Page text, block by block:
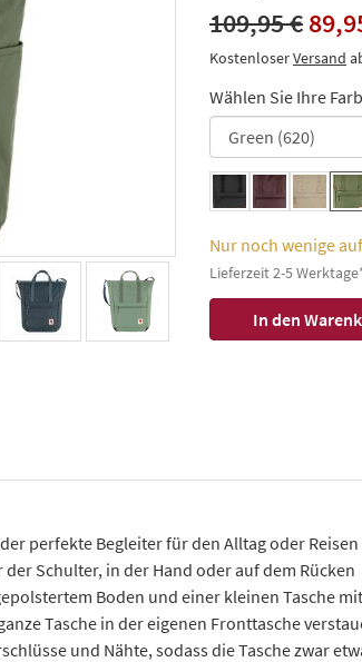
109,95 €
KostenloserVersand
Wählen Sie Ihre
Nur noch wenige
Lieferzeit 2-5
perfekte Begleiter für den Alltag oder
Schulter, in der Hand oder auf dem Rücken
Boden und einer kleinen Tasche mit
Tasche in der eigenen Fronttasche
und Nähte, sodass die Tasche zwar